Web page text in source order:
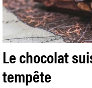
Le chocolat
tempête